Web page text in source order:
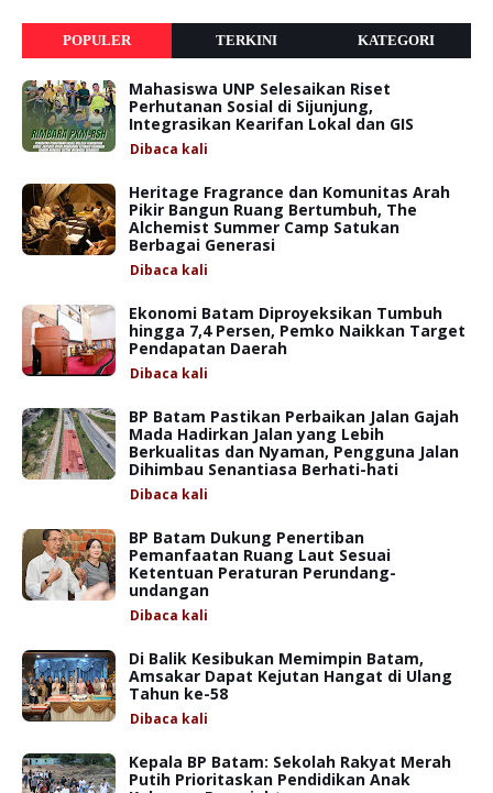
POPULER TERKINI KATEGORI
Mahasiswa UNP Selesaikan Riset
Perhutanan Sosial di Sijunjung,
Integrasikan Kearifan Lokal dan GIS
Dibaca kali
Heritage Fragrance dan Komunitas Arah
Pikir Bangun Ruang Bertumbuh, The
Alchemist Summer Camp Satukan
Berbagai Generasi
Dibaca kali
Ekonomi Batam Diproyeksikan Tumbuh
hingga 7,4 Persen, Pemko Naikkan Target
Pendapatan Daerah
Dibaca kali
BP Batam Pastikan Perbaikan Jalan Gajah
Mada Hadirkan Jalan yang Lebih
Berkualitas dan Nyaman, Pengguna Jalan
Dihimbau Senantiasa Berhati-hati
Dibaca kali
BP Batam Dukung Penertiban
Pemanfaatan Ruang Laut Sesuai
Ketentuan Peraturan Perundang-
undangan
Dibaca kali
Di Balik Kesibukan Memimpin Batam,
Amsakar Dapat Kejutan Hangat di Ulang
Tahun ke-58
Dibaca kali
Kepala BP Batam: Sekolah Rakyat Merah
Putih Prioritaskan Pendidikan Anak